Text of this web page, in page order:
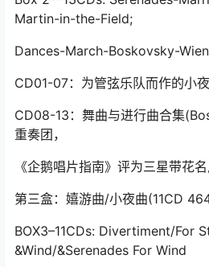
Martin-in-the-Field;
Dances-March-Boskovsky-
CD01-07：为管弦乐队而作的小
CD08-13：舞曲与进行曲合集
重奏团，
《企鹅唱片指南》评为三星带花
第三盒：嬉游曲/小夜曲(11CD
BOX3–11CDs: Divertiment/For
&Wind/&Serenades For Wind